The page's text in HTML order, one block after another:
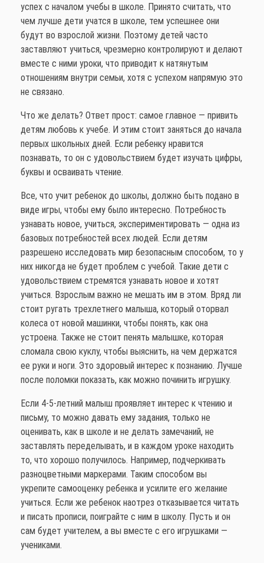
успех с началом учебы в школе. Принято считать, что
чем лучше дети учатся в школе, тем успешнее они
будут во взрослой жизни. Поэтому детей часто
заставляют учиться, чрезмерно контролируют и делают
вместе с ними уроки, что приводит к натянутым
отношениям внутри семьи, хотя с успехом напрямую это
не связано.
Что же делать? Ответ прост: самое главное — привить
детям любовь к учебе. И этим стоит заняться до начала
первых школьных дней. Если ребенку нравится
познавать, то он с удовольствием будет изучать цифры,
буквы и осваивать чтение.
Все, что учит ребенок до школы, должно быть подано в
виде игры, чтобы ему было интересно. Потребность
узнавать новое, учиться, экспериментировать — одна из
базовых потребностей всех людей. Если детям
разрешено исследовать мир безопасным способом, то у
них никогда не будет проблем с учебой. Такие дети с
удовольствием стремятся узнавать новое и хотят
учиться. Взрослым важно не мешать им в этом. Вряд ли
стоит ругать трехлетнего малыша, который оторвал
колеса от новой машинки, чтобы понять, как она
устроена. Также не стоит пенять малышке, которая
сломала свою куклу, чтобы выяснить, на чем держатся
ее руки и ноги. Это здоровый интерес к познанию. Лучше
после поломки показать, как можно починить игрушку.
Если 4-5-летний малыш проявляет интерес к чтению и
письму, то можно давать ему задания, только не
оценивать, как в школе и не делать замечаний, не
заставлять переделывать, и в каждом уроке находить
то, что хорошо получилось. Например, подчеркивать
разноцветными маркерами. Таким способом вы
укрепите самооценку ребенка и усилите его желание
учиться. Если же ребенок наотрез отказывается читать
и писать прописи, поиграйте с ним в школу. Пусть и он
сам будет учителем, а вы вместе с его игрушками —
учениками.